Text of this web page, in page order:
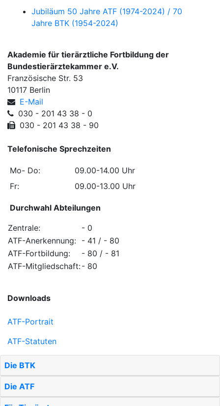
Jubiläum 50 Jahre ATF (1974-2024) / 70
Jahre BTK (1954-2024)
Akademie für tierärztliche Fortbildung der
Bundestierärztekammer e.V.
Französische Str. 53
10117 Berlin
E-Mail
030 - 201 43 38 - 0
030 - 201 43 38 - 90
Telefonische Sprechzeiten
Mo- Do:
09.00-14.00 Uhr
Fr:
09.00-13.00 Uhr
Durchwahl Abteilungen
Zentrale:
- 0
ATF-Anerkennung: - 41 / - 80
ATF-Fortbildung:
- 80 / - 81
ATF-Mitgliedschaft:- 80
Downloads
ATF-Portrait
ATF-Statuten
Die BTK
Die ATF